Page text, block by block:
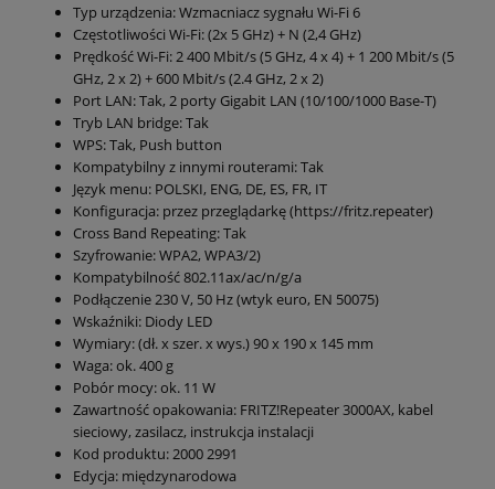
Typ urządzenia: Wzmacniacz sygnału Wi-Fi 6
Częstotliwości Wi-Fi: (2x 5 GHz) + N (2,4 GHz)
Prędkość Wi-Fi: 2 400 Mbit/s (5 GHz, 4 x 4) + 1 200 Mbit/s (5
GHz, 2 x 2) + 600 Mbit/s (2.4 GHz, 2 x 2)
Port LAN: Tak, 2 porty Gigabit LAN (10/100/1000 Base-T)
Tryb LAN bridge: Tak
WPS: Tak, Push button
Kompatybilny z innymi routerami: Tak
Język menu: POLSKI, ENG, DE, ES, FR, IT
Konfiguracja: przez przeglądarkę (https://fritz.repeater)
Cross Band Repeating: Tak
Szyfrowanie: WPA2, WPA3/2)
Kompatybilność 802.11ax/ac/n/g/a
Podłączenie 230 V, 50 Hz (wtyk euro, EN 50075)
Wskaźniki: Diody LED
Wymiary: (dł. x szer. x wys.) 90 x 190 x 145 mm
Waga: ok. 400 g
Pobór mocy: ok. 11 W
Zawartność opakowania: FRITZ!Repeater 3000AX, kabel
sieciowy, zasilacz, instrukcja instalacji
Kod produktu: 2000 2991
Edycja: międzynarodowa